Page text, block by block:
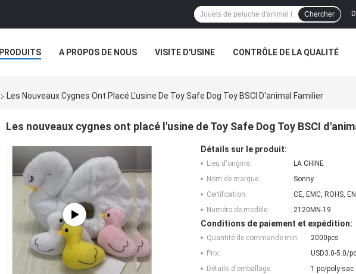
Chercher
PRODUITS A PROPOS DE NOUS VISITE D'USINE CONTRÔLE DE LA QUALITÉ
Les Nouveaux Cygnes Ont Placé L'usine De Toy Safe Dog Toy BSCI D'animal Familier
Les nouveaux cygnes ont placé l'usine de Toy Safe Dog Toy BSCI
Détails sur le produit:
Lieu d'origine:
LA CHINE
Nom de marque:
Sonny
Certification:
CE, EMC, ROHS,
Numéro de modèle:
2120MN-19
Conditions de paiement et expédition:
Quantité de commande min:
2000pcs
Prix:
USD3.0-5.0/pc
Détails d'emballage:
1 pc/poly-sac